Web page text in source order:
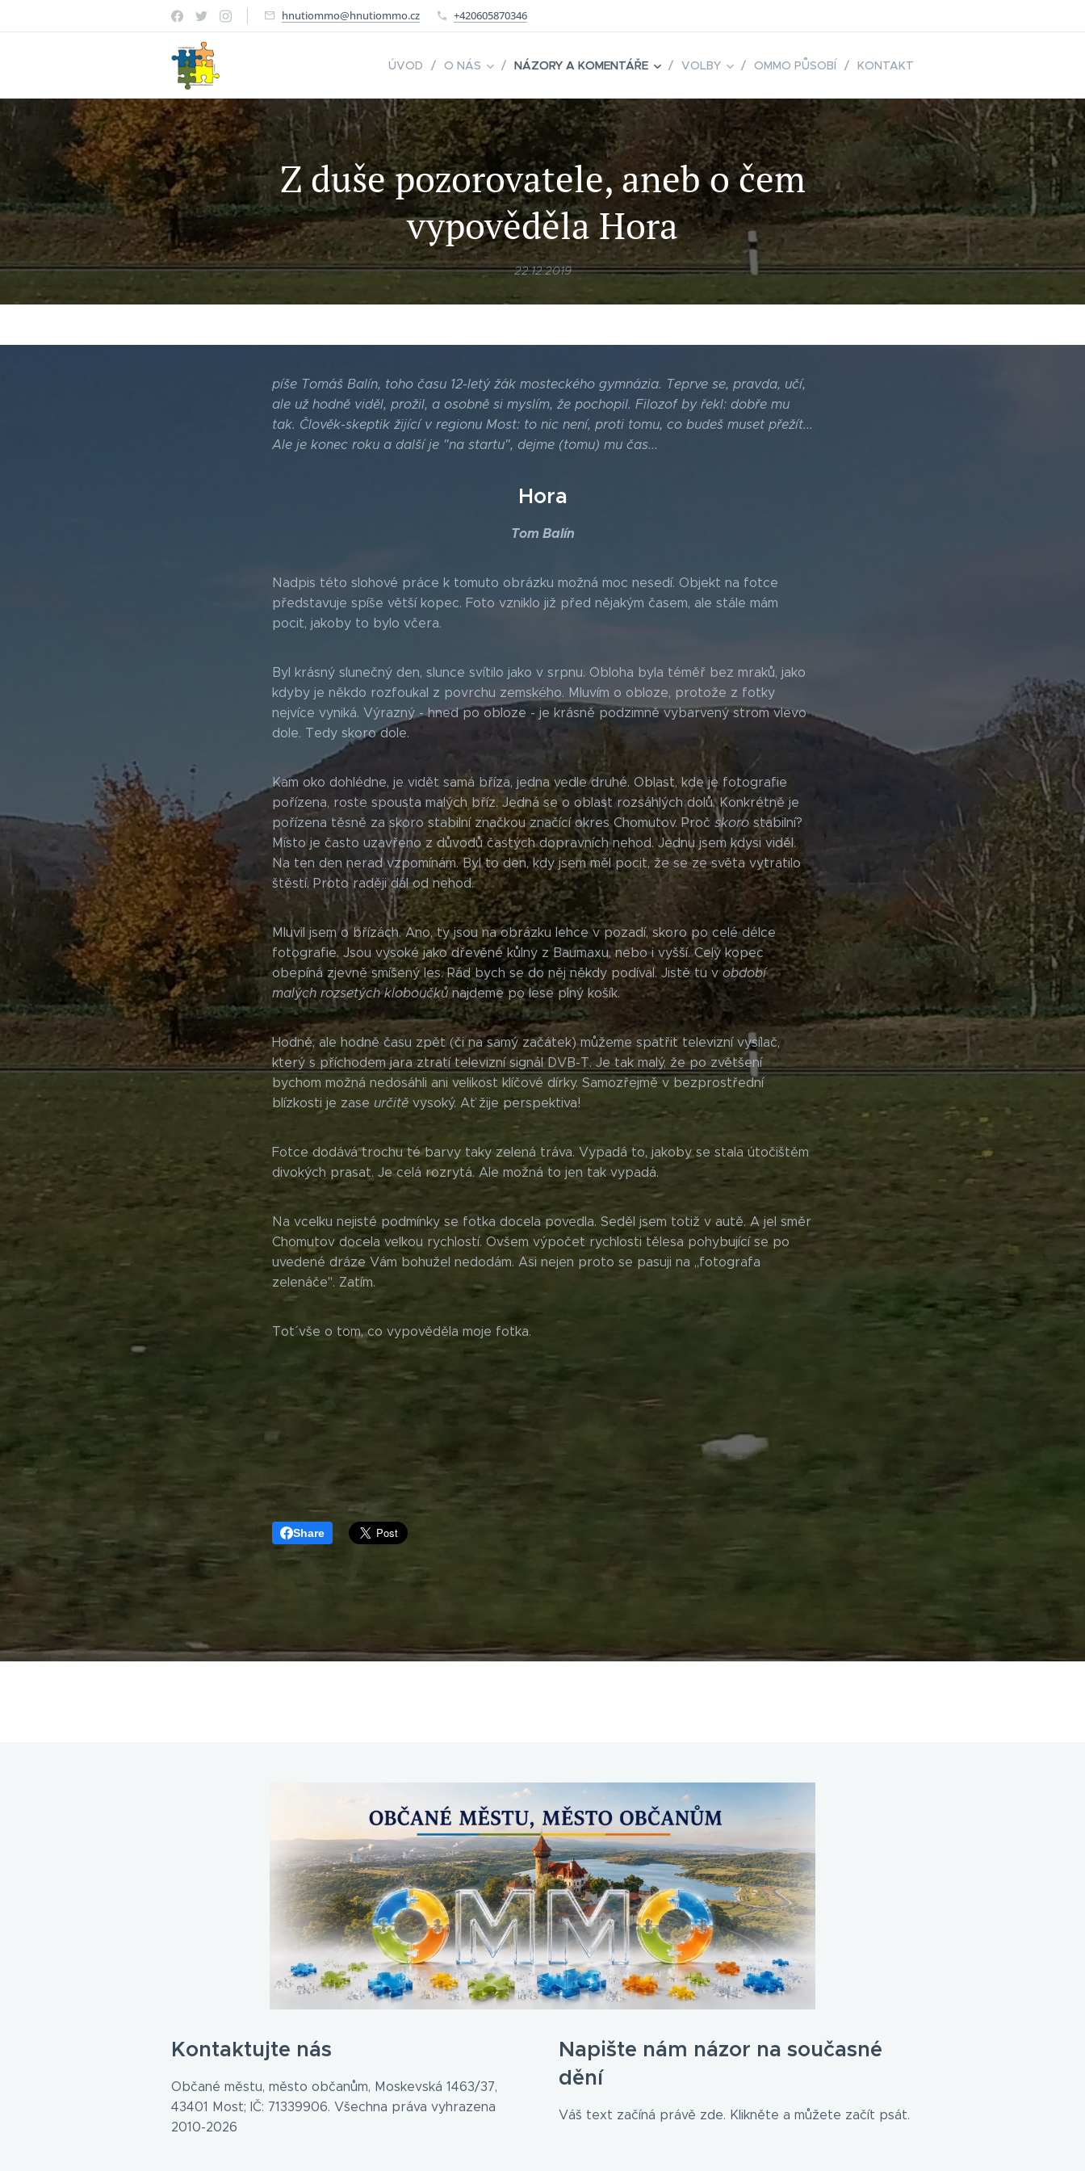
hnutiommo@hnutiommo.cz +420605870346
ÚVOD O NÁS NÁZORY A KOMENTÁŘE VOLBY OMMO PŮSOBÍ KONTAKT
Z duše pozorovatele, aneb o čem
vypověděla Hora
22.12.2019
píše Tomáš Balín, toho času 12-letý žák mosteckého gymnázia. Teprve se, pravda, učí,
ale už hodně viděl, prožil, a osobně si myslím, že pochopil. Filozof by řekl: dobře mu
tak. Člověk-skeptik žijící v regionu Most: to nic není, proti tomu, co budeš muset přežít...
Ale je konec roku a další je "na startu", dejme (tomu) mu čas...
Hora
Tom Balín
Nadpis této slohové práce k tomuto obrázku možná moc nesedí. Objekt na fotce
představuje spíše větší kopec. Foto vzniklo již před nějakým časem, ale stále mám
pocit, jakoby to bylo včera.
Byl krásný slunečný den, slunce svítilo jako v srpnu. Obloha byla téměř bez mraků, jako
kdyby je někdo rozfoukal z povrchu zemského. Mluvím o obloze, protože z fotky
nejvíce vyniká. Výrazný - hned po obloze - je krásně podzimně vybarvený strom vlevo
dole. Tedy skoro dole.
Kam oko dohlédne, je vidět samá bříza, jedna vedle druhé. Oblast, kde je fotografie
pořízena, roste spousta malých bříz. Jedná se o oblast rozsáhlých dolů. Konkrétně je
pořízena těsně za skoro stabilní značkou značící okres Chomutov. Proč skoro stabilní?
Místo je často uzavřeno z důvodů častých dopravních nehod. Jednu jsem kdysi viděl.
Na ten den nerad vzpomínám. Byl to den, kdy jsem měl pocit, že se ze světa vytratilo
štěstí. Proto raději dál od nehod.
Mluvil jsem o břízách. Ano, ty jsou na obrázku lehce v pozadí, skoro po celé délce
fotografie. Jsou vysoké jako dřevěné kůlny z Baumaxu, nebo i vyšší. Celý kopec
obepíná zjevně smíšený les. Rád bych se do něj někdy podíval. Jistě tu vobdobí
malých rozsetých kloboučků najdeme po lese plný košík.
Hodně, ale hodně času zpět (či na samý začátek) můžeme spatřit televizní vysílač,
který s příchodem jara ztratí televizní signál DVB-T. Je tak malý, že po zvětšení
bychom možná nedosáhli ani velikost klíčové dírky. Samozřejmě v bezprostřední
blízkosti je zase určitě vysoký. Ať žije perspektiva!
Fotce dodává trochu té barvy taky zelená tráva. Vypadá to, jakoby se stala útočištěm
divokých prasat. Je celá rozrytá. Ale možná to jen tak vypadá.
Na vcelku nejisté podmínky se fotka docela povedla. Seděl jsem totiž v autě. A jel směr
Chomutov docela velkou rychlostí. Ovšem výpočet rychlosti tělesa pohybující se po
uvedené dráze Vám bohužel nedodám. Asi nejen proto se pasuji na ,,fotografa
zelenáče". Zatím.
Tot´ vše o tom, co vypověděla moje fotka.
Share
Kontaktujte nás
Občané městu, město občanům, Moskevská 1463/37,
43401 Most; IČ: 71339906. Všechna práva vyhrazena
2010-2026
Napište nám názor na současné
dění
Váš text začíná právě zde. Klikněte a můžete začít psát.